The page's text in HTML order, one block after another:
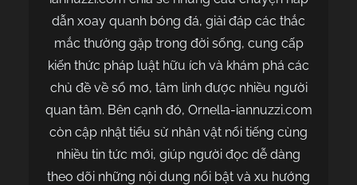
dẫn xoay quanh bóng đá, giải đáp các thắc
mắc thường gặp trong đời sống, cung cấp
kiến thức pháp luật hữu ích và khám phá các
chủ đề về sổ mơ, tâm linh được nhiều người
quan tâm. Bên cạnh đó, Ornella-iannuzzi.com
còn cập nhật tiểu sử nhân vật nổi tiếng cùng
nhiều tin tức mới, giúp người đọc dễ dàng
theo dõi những nội dung nổi bật và xu hướng